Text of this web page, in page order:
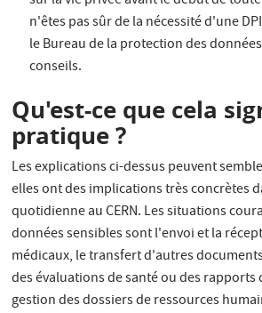
n'êtes pas sûr de la nécessité d'une
le Bureau de la protection des
conseils.
Qu'est-ce que cela
pratique ?
Les explications ci-dessus peuvent
elles ont des implications très concrètes
quotidienne au CERN. Les situations
données sensibles sont l'envoi et la
médicaux, le transfert d'autres
des évaluations de santé ou des rapports
gestion des dossiers de ressources